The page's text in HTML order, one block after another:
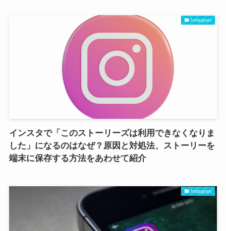
Instagram
インスタで「このストーリーズは利用できなくなりま
した」になるのはなぜ？原因と対処法、ストーリーを
端末に保存する方法をあわせて紹介
Instagram